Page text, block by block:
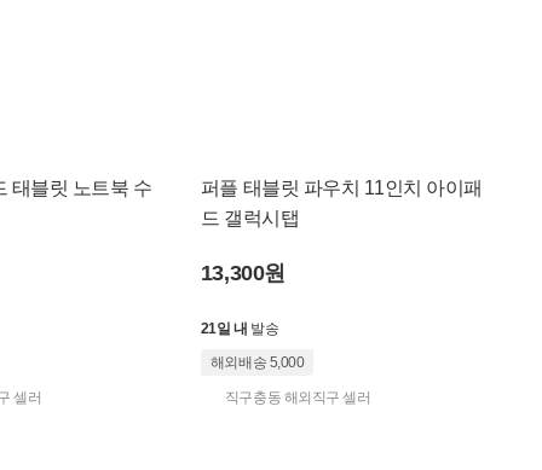
태블릿 노트북 수
셀러
퍼플 태블릿 파우치 11인치 아이패
드 갤럭시탭
13,300원
21일 내 발송
해외배송 5,000
직구충동 해외직구 셀러